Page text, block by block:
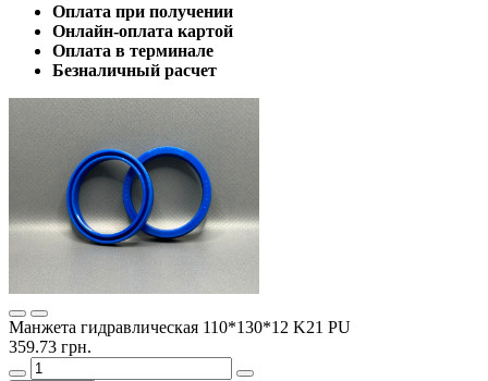
Оплата при получении
Онлайн-оплата картой
Оплата в терминале
Безналичный расчет
Манжета гидравлическая 110*130*12 K21 PU
359.73 грн.